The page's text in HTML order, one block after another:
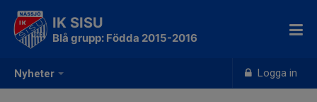
Nyheter Logga in
IK SISU
Blå grupp: Födda 2015-2016